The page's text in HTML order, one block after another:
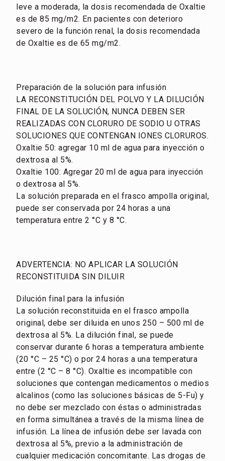
leve a moderada, la dosis recomendada de Oxaltie
es de 85 mg/m2. En pacientes con deterioro
severo de la función renal, la dosis recomendada
de Oxaltie es de 65 mg/m2.
Preparación de la solución para infusión
LA RECONSTITUCIÓN DEL POLVO Y LA DILUCIÓN
FINAL DE LA SOLUCIÓN, NUNCA DEBEN SER
REALIZADAS CON CLORURO DE SODIO U OTRAS
SOLUCIONES QUE CONTENGAN IONES CLORUROS.
Oxaltie 50: agregar 10 ml de agua para inyección o
dextrosa al 5%.
Oxaltie 100: Agregar 20 ml de agua para inyección
o dextrosa al 5%.
La solución preparada en el frasco ampolla original,
puede ser conservada por 24 horas a una
temperatura entre 2 °C y 8 °C.
ADVERTENCIA: NO APLICAR LA SOLUCIÓN
RECONSTITUIDA SIN DILUIR
Dilución final para la infusión
La solución reconstituida en el frasco ampolla
original, debe ser diluida en unos 250 – 500 ml de
dextrosa al 5%. La dilución final, se puede
conservar durante 6 horas a temperatura ambiente
(20 °C – 25 °C) o por 24 horas a una temperatura
entre (2 °C – 8 °C). Oxaltie es incompatible con
soluciones que contengan medicamentos o medios
alcalinos (como las soluciones básicas de 5-Fu) y
no debe ser mezclado con éstas o administradas
en forma simultánea a través de la misma línea de
infusión. La línea de infusión debe ser lavada con
dextrosa al 5%, previo a la administración de
cualquier medicación concomitante. Las drogas de